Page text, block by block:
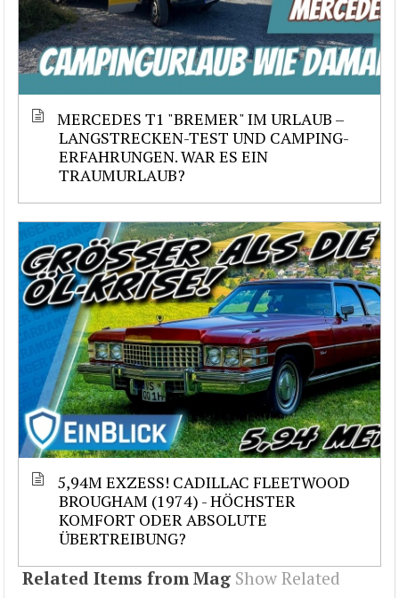
MERCEDES T1 "BREMER" IM URLAUB –
LANGSTRECKEN-TEST UND CAMPING-
ERFAHRUNGEN. WAR ES EIN
TRAUMURLAUB?
5,94M EXZESS! CADILLAC FLEETWOOD
BROUGHAM (1974) - HÖCHSTER
KOMFORT ODER ABSOLUTE
ÜBERTREIBUNG?
Related Items from Mag Show Related